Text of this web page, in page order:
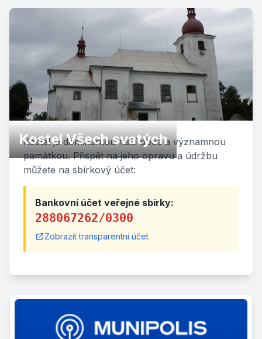
Kostel Všech svatých
Kostel je dominantou naší obce a významnou
památkou. Přispět na jeho opravu a údržbu
můžete na sbírkový účet:
Bankovní účet veřejné sbírky:
288067262/0300
Zobrazit transparentní účet